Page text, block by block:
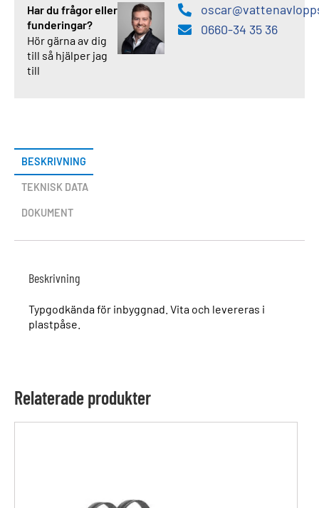
Har du frågor eller
funderingar?
Hör gärna av dig
till så hjälper jag
till
0660-34 35 36
BESKRIVNING
TEKNISK DATA
DOKUMENT
Beskrivning
Typgodkända för inbyggnad. Vita och levereras i
plastpåse.
Relaterade produkter